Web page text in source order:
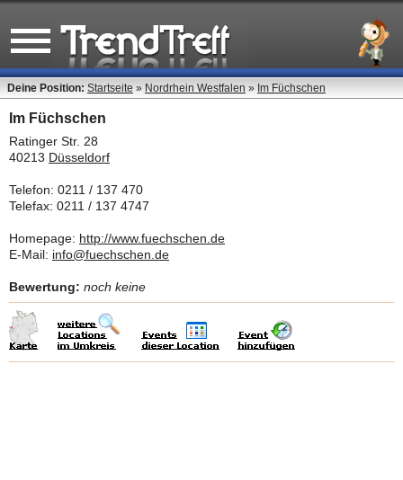
Deine Position: Startseite » Nordrhein Westfalen » Im Füchschen
Im Füchschen
Ratinger Str. 28
40213 Düsseldorf
Telefon: 0211 / 137 470
Telefax: 0211 / 137 4747
Homepage: http://www.fuechschen.de
E-Mail: info@fuechschen.de
Bewertung: noch keine